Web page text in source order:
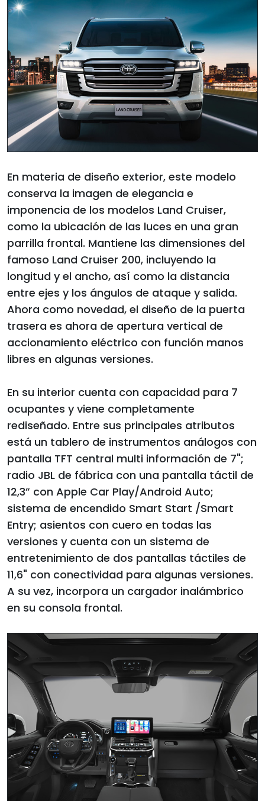
En materia de diseño exterior, este modelo
conserva la imagen de elegancia e
imponencia de los modelos Land Cruiser,
como la ubicación de las luces en una gran
parrilla frontal. Mantiene las dimensiones del
famoso Land Cruiser 200, incluyendo la
longitud y el ancho, así como la distancia
entre ejes y los ángulos de ataque y salida.
Ahora como novedad, el diseño de la puerta
trasera es ahora de apertura vertical de
accionamiento eléctrico con función manos
libres en algunas versiones.
En su interior cuenta con capacidad para 7
ocupantes y viene completamente
rediseñado. Entre sus principales atributos
está un tablero de instrumentos análogos con
pantalla TFT central multi información de 7";
radio JBL de fábrica con una pantalla táctil de
12,3” con Apple Car Play/Android Auto;
sistema de encendido Smart Start /Smart
Entry; asientos con cuero en todas las
versiones y cuenta con un sistema de
entretenimiento de dos pantallas táctiles de
11,6" con conectividad para algunas versiones.
A su vez, incorpora un cargador inalámbrico
en su consola frontal.